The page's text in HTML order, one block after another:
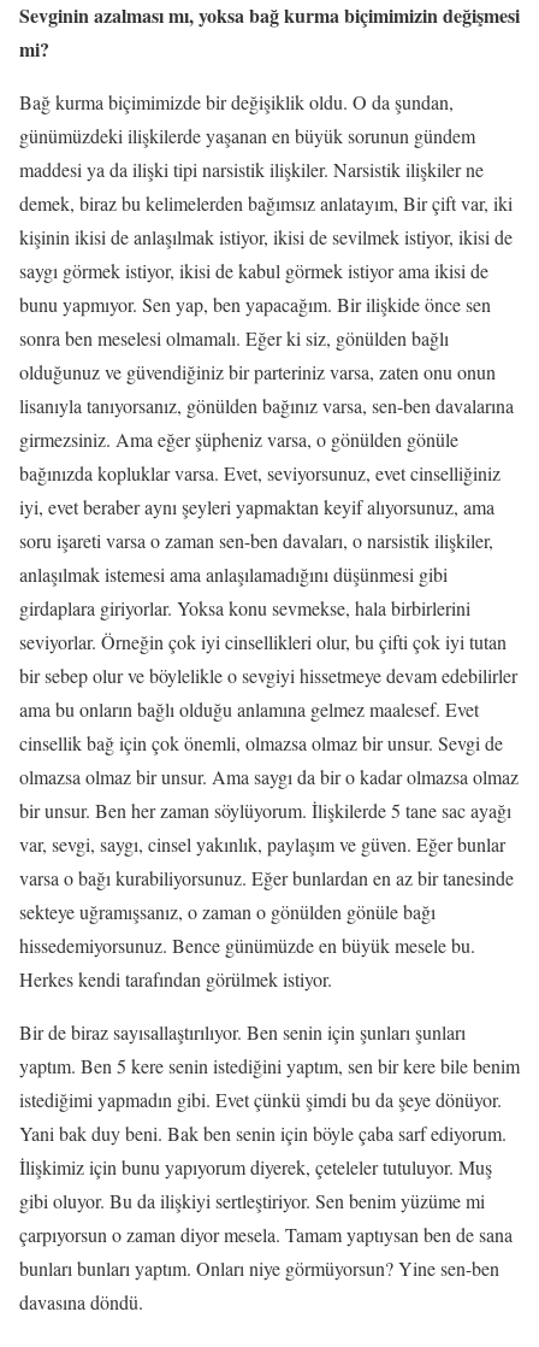
Sevginin azalması mı, yoksa bağ kurma biçimimizin değişmesi
mi?
Bağ kurma biçimimizde bir değişiklik oldu. O da şundan,
günümüzdeki ilişkilerde yaşanan en büyük sorunun gündem
maddesi ya da ilişki tipi narsistik ilişkiler. Narsistik ilişkiler ne
demek, biraz bu kelimelerden bağımsız anlatayım, Bir çift var, iki
kişinin ikisi de anlaşılmak istiyor, ikisi de sevilmek istiyor, ikisi de
saygı görmek istiyor, ikisi de kabul görmek istiyor ama ikisi de
bunu yapmıyor. Sen yap, ben yapacağım. Bir ilişkide önce sen
sonra ben meselesi olmamalı. Eğer ki siz, gönülden bağlı
olduğunuz ve güvendiğiniz bir parteriniz varsa, zaten onu onun
lisanıyla tanıyorsanız, gönülden bağınız varsa, sen-ben davalarına
girmezsiniz. Ama eğer şüpheniz varsa, o gönülden gönüle
bağınızda kopluklar varsa. Evet, seviyorsunuz, evet cinselliğiniz
iyi, evet beraber aynı şeyleri yapmaktan keyif alıyorsunuz, ama
soru işareti varsa o zaman sen-ben davaları, o narsistik ilişkiler,
anlaşılmak istemesi ama anlaşılamadığını düşünmesi gibi
girdaplara giriyorlar. Yoksa konu sevmekse, hala birbirlerini
seviyorlar. Örneğin çok iyi cinsellikleri olur, bu çifti çok iyi tutan
bir sebep olur ve böylelikle o sevgiyi hissetmeye devam edebilirler
ama bu onların bağlı olduğu anlamına gelmez maalesef. Evet
cinsellik bağ için çok önemli, olmazsa olmaz bir unsur. Sevgi de
olmazsa olmaz bir unsur. Ama saygı da bir o kadar olmazsa olmaz
bir unsur. Ben her zaman söylüyorum. İlişkilerde 5 tane sac ayağı
var, sevgi, saygı, cinsel yakınlık, paylaşım ve güven. Eğer bunlar
varsa o bağı kurabiliyorsunuz. Eğer bunlardan en az bir tanesinde
sekteye uğramışsanız, o zaman o gönülden gönüle bağı
hissedemiyorsunuz. Bence günümüzde en büyük mesele bu.
Herkes kendi tarafından görülmek istiyor.
Bir de biraz sayısallaştırılıyor. Ben senin için şunları şunları
yaptım. Ben 5 kere senin istediğini yaptım, sen bir kere bile benim
istediğimi yapmadın gibi. Evet çünkü şimdi bu da şeye dönüyor.
Yani bak duy beni. Bak ben senin için böyle çaba sarf ediyorum.
İlişkimiz için bunu yapıyorum diyerek, çeteleler tutuluyor. Muş
gibi oluyor. Bu da ilişkiyi sertleştiriyor. Sen benim yüzüme mi
çarpıyorsun o zaman diyor mesela. Tamam yaptıysan ben de sana
bunları bunları yaptım. Onları niye görmüyorsun? Yine sen-ben
davasına döndü.